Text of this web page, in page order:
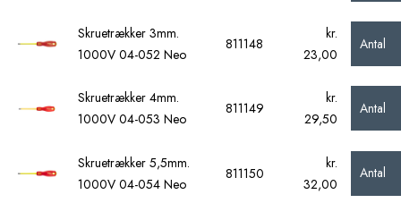
Skruetrækker 3mm.
1000V 04-052 Neo
811148
kr.
23,00
Antal
Skruetrækker 4mm.
1000V 04-053 Neo
811149
kr.
29,50
Antal
Skruetrækker 5,5mm.
1000V 04-054 Neo
811150
kr.
32,00
Antal